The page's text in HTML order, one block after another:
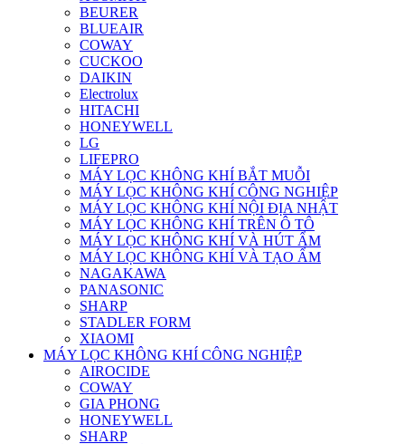
BEURER
BLUEAIR
COWAY
CUCKOO
DAIKIN
Electrolux
HITACHI
HONEYWELL
LG
LIFEPRO
MÁY LỌC KHÔNG KHÍ BẮT MUỖI
MÁY LỌC KHÔNG KHÍ CÔNG NGHIỆP
MÁY LỌC KHÔNG KHÍ NỘI ĐỊA NHẬT
MÁY LỌC KHÔNG KHÍ TRÊN Ô TÔ
MÁY LỌC KHÔNG KHÍ VÀ HÚT ẨM
MÁY LỌC KHÔNG KHÍ VÀ TẠO ẨM
NAGAKAWA
PANASONIC
SHARP
STADLER FORM
XIAOMI
MÁY LỌC KHÔNG KHÍ CÔNG NGHIỆP
AIROCIDE
COWAY
GIA PHONG
HONEYWELL
SHARP